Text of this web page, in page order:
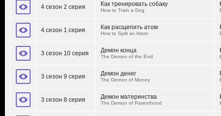
4 сезон 2 серия Как тренировать собаку
How to Train a Dog
4 сезон 1 серия Как расщепить атом
How to Split an Atom
3 сезон 10 серия Демон конца
The Demon of the End
3 сезон 9 серия Демон денег
The Demon of Money
3 сезон 8 серия Демон материнства
The Demon of Parenthood